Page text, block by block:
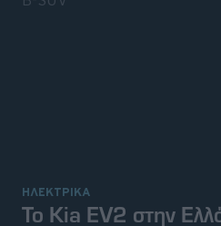
ΗΛΕΚΤΡΙΚΑ
Το Kia EV2 στην